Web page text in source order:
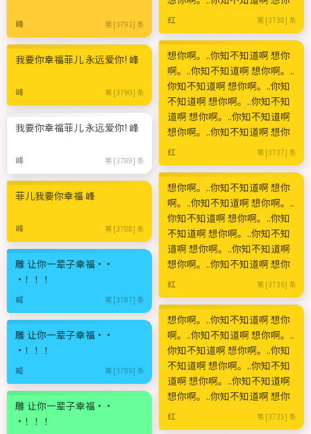
峰 第 [3791] 条
我要你幸福菲儿 永远爱你! 峰
峰 第 [3790] 条
我要你幸福菲儿 永远爱你! 峰
峰 第 [3789] 条
菲儿我要你幸福 峰
峰 第 [3788] 条
雕 让你一辈子幸福··
·！！！
威 第 [3787] 条
雕 让你一辈子幸福··
·！！！
威 第 [3786] 条
雕 让你一辈子幸福··
·！！！
红 第 [3738] 条
想你啊。..你知不知道啊 想你
啊。..你知不知道啊 想你啊。..
你知不知道啊 想你啊。..你知
不知道啊 想你啊。..你知不知
道啊 想你啊。..你知不知道啊
想你啊。..你知不知道啊 想你
红 第 [3737] 条
想你啊。..你知不知道啊 想你
啊。..你知不知道啊 想你啊。..
你知不知道啊 想你啊。..你知
不知道啊 想你啊。..你知不知
道啊 想你啊。..你知不知道啊
想你啊。..你知不知道啊 想你
红 第 [3736] 条
想你啊。..你知不知道啊 想你
啊。..你知不知道啊 想你啊。..
你知不知道啊 想你啊。..你知
不知道啊 想你啊。..你知不知
道啊 想你啊。..你知不知道啊
想你啊。..你知不知道啊 想你
红 第 [3735] 条